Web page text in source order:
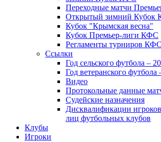
Переходные матчи
Открытый зимний Кубок
Кубок "Крымская весна"
Кубок Премьер-лиги КФС
Регламенты турниров КФС
Ссылки
Год сельского футбола –
Год ветеранского футбола
Видео
Протокольные данные
Судейские назначения
Дисквалификации
лиц футбольных клубов
Клубы
Игроки